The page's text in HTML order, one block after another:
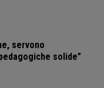
servono
solide”